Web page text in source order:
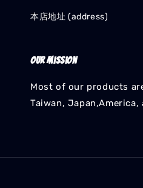
本店地址 (address)
Our mission
Most of our products
Taiwan, Japan,America,